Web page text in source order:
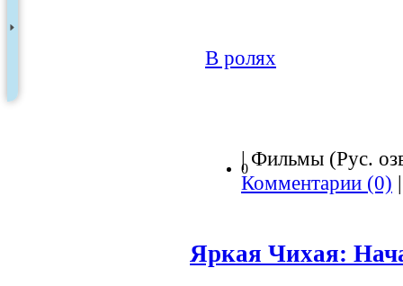
В ролях
0
| Фильмы (Рус.
Комментарии (0) |
Яркая Чихая: